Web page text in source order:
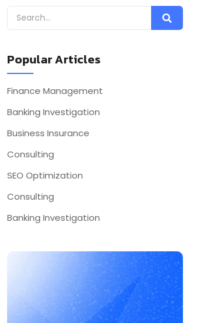
Popular Articles
Finance Management
Banking Investigation
Business Insurance
Consulting
SEO Optimization
Consulting
Banking Investigation